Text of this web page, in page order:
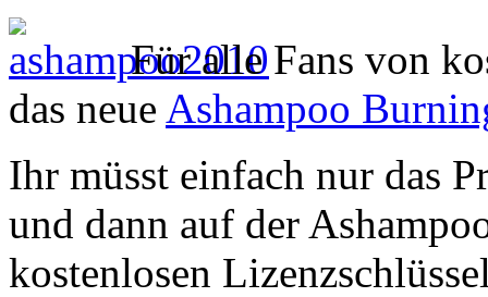
Für alle Fans von
das neue Ashampoo
Ihr müsst einfach nur das
und dann auf der
kostenlosen